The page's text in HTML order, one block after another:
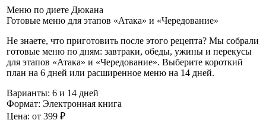
Меню по диете Дюкана
Готовые меню для этапов «Атака» и «Чередование»
Не знаете, что приготовить после этого рецепта? Мы собрали
готовые меню по дням: завтраки, обеды, ужины и перекусы
для этапов «Атака» и «Чередование». Выберите короткий
план на 6 дней или расширенное меню на 14 дней.
Варианты: 6 и 14 дней
Формат: Электронная книга
Цена: от 399 ₽